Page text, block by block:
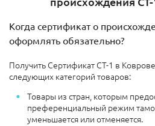
Когда сертификат о
оформлять обязательно?
Получить Сертификат СТ-1 в
следующих категорий товаров:
Товары из стран, которым
преференциальный режим
уменьшается или отменяется.